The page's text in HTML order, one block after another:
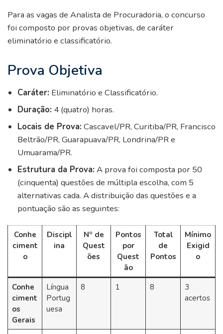
Para as vagas de Analista de Procuradoria, o concurso
foi composto por provas objetivas, de caráter
eliminatório e classificatório.
Prova Objetiva
Caráter: Eliminatório e Classificatório.
Duração: 4 (quatro) horas.
Locais de Prova: Cascavel/PR, Curitiba/PR, Francisco
Beltrão/PR, Guarapuava/PR, Londrina/PR e
Umuarama/PR.
Estrutura da Prova: A prova foi composta por 50
(cinquenta) questões de múltipla escolha, com 5
alternativas cada. A distribuição das questões e a
pontuação são as seguintes:
Conhe
ciment
o
Discipl
ina
Nº de
Quest
ões
Pontos
por
Quest
ão
Total
de
Pontos
Mínimo
Exigid
o
Conhe
ciment
os
Gerais
Língua
Portug
uesa
8 1 8
3
acertos